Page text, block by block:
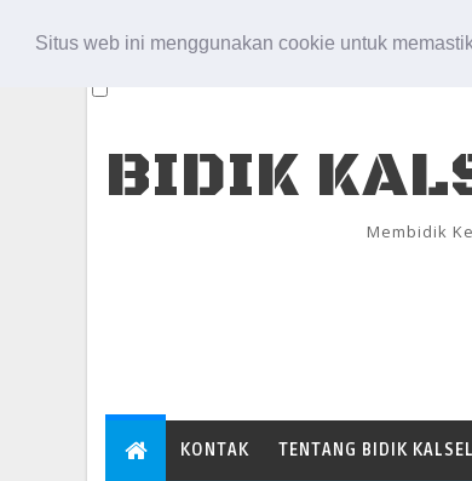
Situs web ini menggunakan cookie untuk
BIDIK
Membidik
KONTAK TENTANG BIDIK KALSEL